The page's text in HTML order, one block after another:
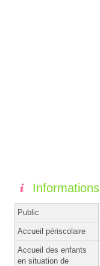
Informations
Public
Accueil périscolaire
Accueil des enfants
en situation de